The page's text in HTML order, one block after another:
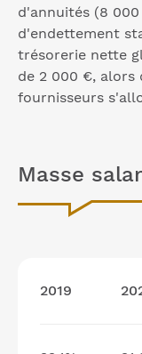
d'annuités (8
d'endettement
trésorerie nette
de 2 000 €, alors
fournisseurs
Masse
2019